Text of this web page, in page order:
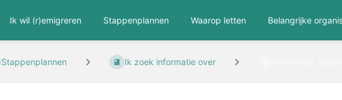
Ik wil (r)emigreren Stappenplannen Waarop letten Belangrijke
Stappenplannen Ik zoek informatie over